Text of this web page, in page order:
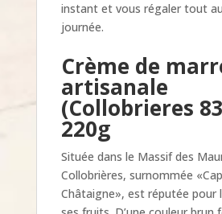
instant et vous régaler tout
journée.
Crème de
artisanale
(Collobrieres
220g
Située dans le Massif des
Collobrières, surnommée
Châtaigne», est réputée pour